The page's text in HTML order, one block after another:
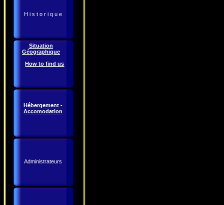
H i s t o r i q u e
Situation
Géographique
How to find us
Hébergement -
Accomodation
Administrateurs